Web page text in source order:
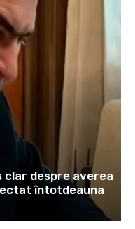
clar despre averea
întotdeauna